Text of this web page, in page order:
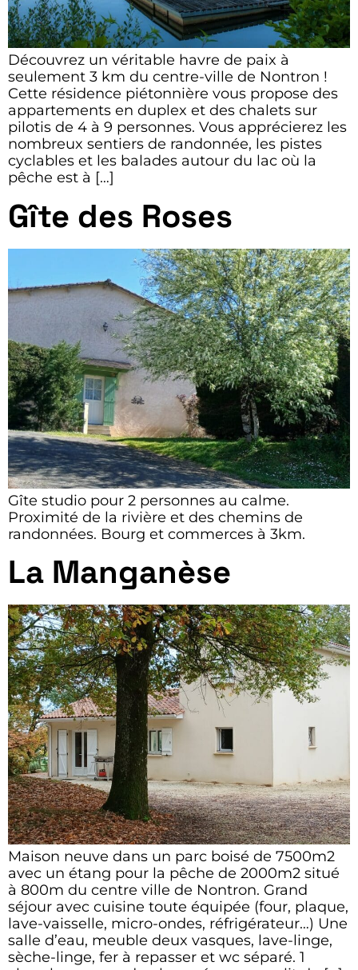
Découvrez un véritable havre de paix à
seulement 3 km du centre-ville de Nontron !
Cette résidence piétonnière vous propose des
appartements en duplex et des chalets sur
pilotis de 4 à 9 personnes. Vous apprécierez les
nombreux sentiers de randonnée, les pistes
cyclables et les balades autour du lac où la
pêche est à […]
Gîte des Roses
Gîte studio pour 2 personnes au calme.
Proximité de la rivière et des chemins de
randonnées. Bourg et commerces à 3km.
La Manganèse
Maison neuve dans un parc boisé de 7500m2
avec un étang pour la pêche de 2000m2 situé
à 800m du centre ville de Nontron. Grand
séjour avec cuisine toute équipée (four, plaque,
lave-vaisselle, micro-ondes, réfrigérateur…) Une
salle d’eau, meuble deux vasques, lave-linge,
sèche-linge, fer à repasser et wc séparé. 1